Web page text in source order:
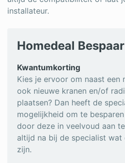
installateur.
Homedeal
Kwantumkorting
Kies je ervoor om naast een
ook nieuwe kranen en/of
plaatsen? Dan heeft de
mogelijkheid om te
door deze in veelvoud aan
altijd na bij de specialist wat
zijn.